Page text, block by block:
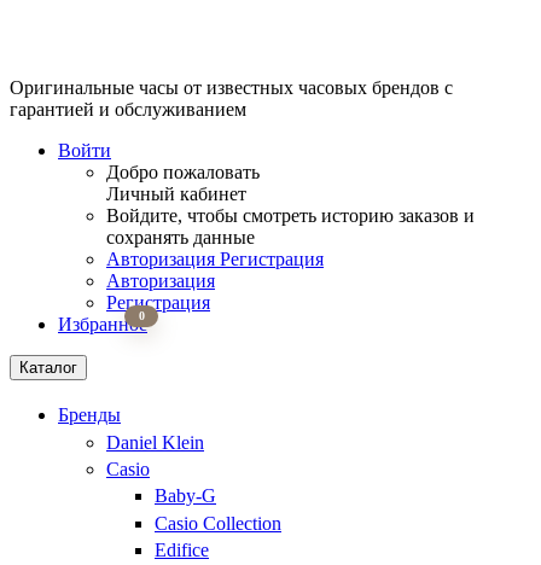
Оригинальные часы от известных часовых брендов с
гарантией и обслуживанием
Войти
Добро пожаловать
Личный кабинет
Войдите, чтобы смотреть историю заказов и
сохранять данные
Авторизация Регистрация
Авторизация
Регистрация
Избранное
0
Каталог
Бренды
Daniel Klein
Casio
Baby-G
Casio Collection
Edifice